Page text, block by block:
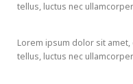
tellus, luctus nec
Lorem ipsum dolor sit
tellus, luctus nec